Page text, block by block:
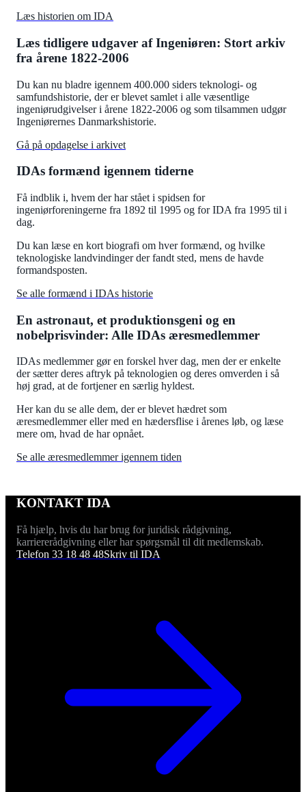
Læs historien om IDA
Læs tidligere udgaver af Ingeniøren: Stort arkiv
fra årene 1822-2006
Du kan nu bladre igennem 400.000 siders teknologi- og
samfundshistorie, der er blevet samlet i alle væsentlige
ingeniørudgivelser i årene 1822-2006 og som tilsammen udgør
Ingeniørernes Danmarkshistorie.
Gå på opdagelse i arkivet
IDAs formænd igennem tiderne
Få indblik i, hvem der har stået i spidsen for
ingeniørforeningerne fra 1892 til 1995 og for IDA fra 1995 til i
dag.
Du kan læse en kort biografi om hver formænd, og hvilke
teknologiske landvindinger der fandt sted, mens de havde
formandsposten.
Se alle formænd i IDAs historie
En astronaut, et produktionsgeni og en
nobelprisvinder: Alle IDAs æresmedlemmer
IDAs medlemmer gør en forskel hver dag, men der er enkelte
der sætter deres aftryk på teknologien og deres omverden i så
høj grad, at de fortjener en særlig hyldest.
Her kan du se alle dem, der er blevet hædret som
æresmedlemmer eller med en hædersflise i årenes løb, og læse
mere om, hvad de har opnået.
Se alle æresmedlemmer igennem tiden​
KONTAKT IDA
Få hjælp, hvis du har brug for juridisk rådgivning,
karriererådgivning eller har spørgsmål til dit medlemskab.
Telefon 33 18 48 48Skriv til IDA